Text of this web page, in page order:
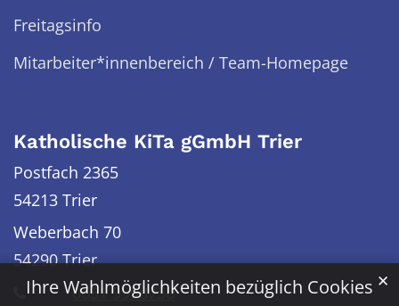
Ihre Wahlmöglichkeiten bezüglich Cookies ✕
Freitagsinfo
Mitarbeiter*innenbereich / Team-Homepage
Katholische KiTa gGmbH Trier
Postfach 2365
54213 Trier
Weberbach 70
54290 Trier
0651 9998750